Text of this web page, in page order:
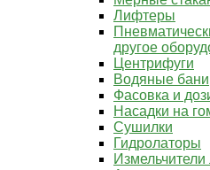
Лифтеры
другое
Центрифуги
Водяные бани
Фасовка и
Насадки на
Сушилки
Гидролаторы